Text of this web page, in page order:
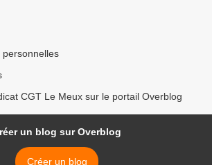
CGT Le Meux sur le portail Overblog
un blog sur Overblog
Créer un blog